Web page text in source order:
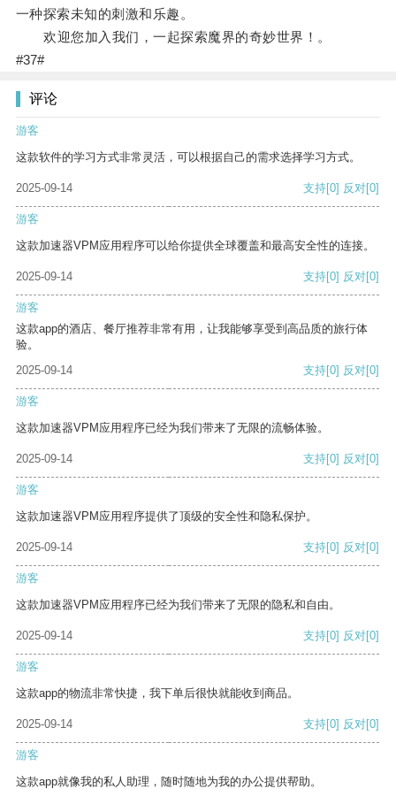
一种探索未知的刺激和乐趣。
欢迎您加入我们，一起探索魔界的奇妙世界！。
#37#
评论
游客
这款软件的学习方式非常灵活，可以根据自己的需求选择学习方式。
2025-09-14 支持[0] 反对[0]
游客
这款加速器VPM应用程序可以给你提供全球覆盖和最高安全性的连接。
2025-09-14 支持[0] 反对[0]
游客
这款app的酒店、餐厅推荐非常有用，让我能够享受到高品质的旅行体
验。
2025-09-14
支持[0] 反对[0]
游客
这款加速器VPM应用程序已经为我们带来了无限的流畅体验。
2025-09-14 支持[0] 反对[0]
游客
这款加速器VPM应用程序提供了顶级的安全性和隐私保护。
2025-09-14 支持[0] 反对[0]
游客
这款加速器VPM应用程序已经为我们带来了无限的隐私和自由。
2025-09-14 支持[0] 反对[0]
游客
这款app的物流非常快捷，我下单后很快就能收到商品。
2025-09-14 支持[0] 反对[0]
游客
这款app就像我的私人助理，随时随地为我的办公提供帮助。